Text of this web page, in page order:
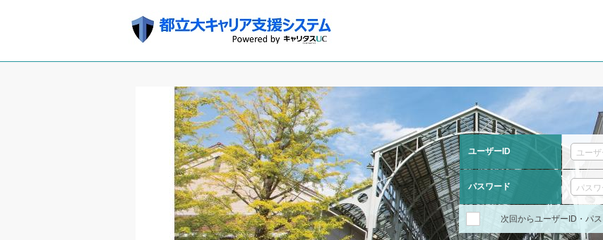
ユーザーID
パスワード
次回からユーザーID・パ